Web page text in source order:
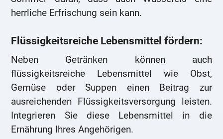
herrliche Erfrischung sein kann.
Flüssigkeitsreiche Lebensmittel fördern:
Neben Getränken können auch
flüssigkeitsreiche Lebensmittel wie Obst,
Gemüse oder Suppen einen Beitrag zur
ausreichenden Flüssigkeitsversorgung leisten.
Integrieren Sie diese Lebensmittel in die
Ernährung Ihres Angehörigen.